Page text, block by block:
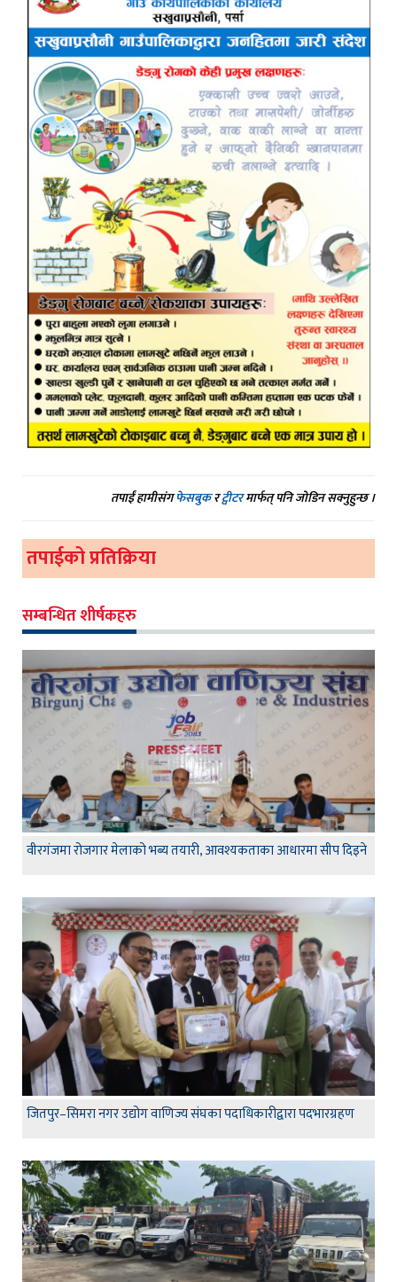
तपाईं हामीसंगफेसबुकरट्वीटरमार्फत् पनि जोडिन सक्नुहुन्छ ।
तपाईको प्रतिक्रिया
सम्बन्धित शीर्षकहरु
वीरगंजमा रोजगार मेलाको भब्य तयारी, आवश्यकताका आधारमा सीप दिइने
जितपुर–सिमरा नगर उद्योग वाणिज्य संघका पदाधिकारीद्वारा पदभारग्रहण